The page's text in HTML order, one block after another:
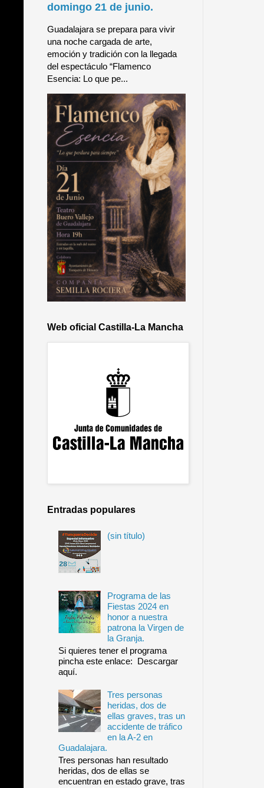
domingo 21 de junio.
Guadalajara se prepara para vivir
una noche cargada de arte,
emoción y tradición con la llegada
del espectáculo “Flamenco
Esencia: Lo que pe...
Web oficial Castilla-La Mancha
Entradas populares
(sin título)
Programa de las
Fiestas 2024 en
honor a nuestra
patrona la Virgen de
la Granja.
Si quieres tener el programa
pincha este enlace: Descargar
aquí.
Tres personas
heridas, dos de
ellas graves, tras un
accidente de tráfico
en la A-2 en
Guadalajara.
Tres personas han resultado
heridas, dos de ellas se
encuentran en estado grave, tras